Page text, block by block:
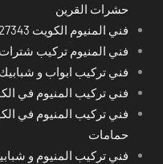
حشرات القرين
فني المنيوم الكويت 52227343
فني المنيوم تركيب شترات
فني تركيب ابواب و
فني تركيب المنيوم في
فني تركيب المنيوم في
حمامات
فني تركيب المنيوم و